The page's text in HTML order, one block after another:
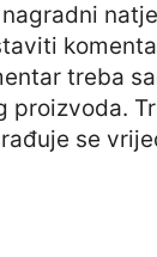
treba
proizvoda.
se